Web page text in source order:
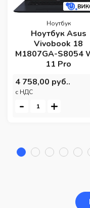
Ноутбук
Ноутбук Asus
Vivobook 18
M1807GA-S8054
11 Pro
4 758,00 руб..
c НДС
- +